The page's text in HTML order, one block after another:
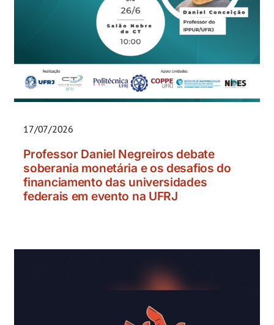
17/07/2026
Professor Daniel Negreiros debate
soberania monetária e os desafios do
financiamento das universidades
federais em evento na UFRJ